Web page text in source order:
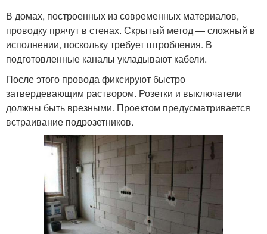
В домах, построенных из современных материалов,
проводку прячут в стенах. Скрытый метод — сложный в
исполнении, поскольку требует штробления. В
подготовленные каналы укладывают кабели.
После этого провода фиксируют быстро
затвердевающим раствором. Розетки и выключатели
должны быть врезными. Проектом предусматривается
встраивание подрозетников.